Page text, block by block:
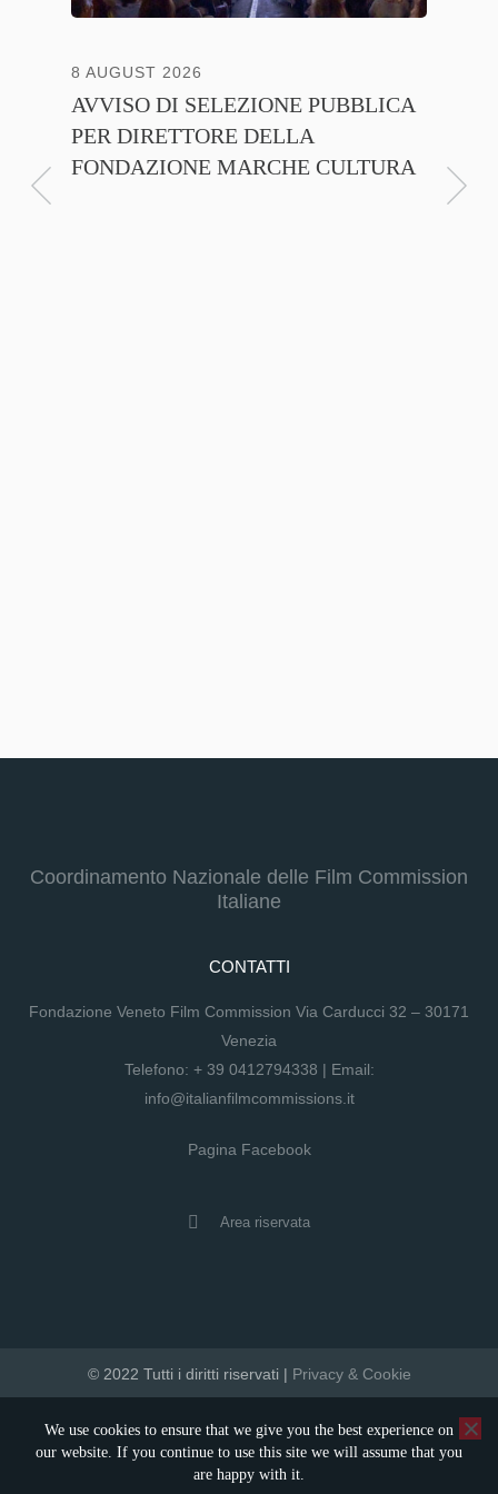
8 AUGUST 2026
AVVISO DI SELEZIONE PUBBLICA
PER DIRETTORE DELLA
FONDAZIONE MARCHE CULTURA
Coordinamento Nazionale delle Film Commission
Italiane
CONTATTI
Fondazione Veneto Film Commission Via Carducci 32 – 30171
Venezia
Telefono: + 39 0412794338 | Email:
info@italianfilmcommissions.it
Pagina Facebook
Area riservata
© 2022 Tutti i diritti riservati | Privacy & Cookie
We use cookies to ensure that we give you the best experience on
our website. If you continue to use this site we will assume that you
are happy with it.